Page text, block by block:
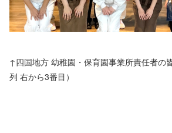
↑四国地方 幼稚園・保育園事業所責任者の
列 右から3番目）